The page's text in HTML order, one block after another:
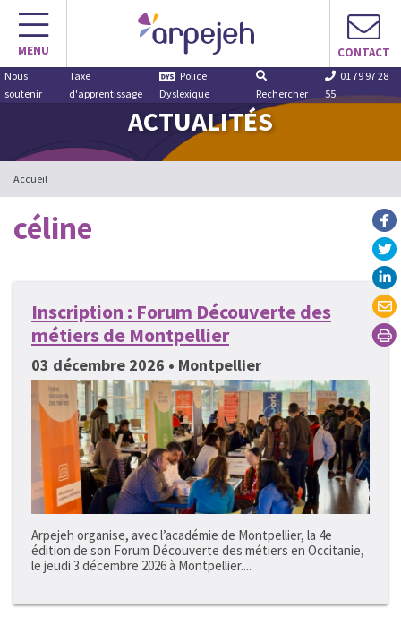
Aller
contenu
MENU CONTACT
Nous
soutenir
Taxe
d'apprentissage
Police
Dyslexique
Rechercher
01 79 97 28
55
ACTUALITÉS
Accueil
céline
Inscription : Forum Découverte des
métiers de Montpellier
03 décembre 2026 • Montpellier
Arpejeh organise, avec l’académie de Montpellier, la 4e
édition de son Forum Découverte des métiers en Occitanie,
le jeudi 3 décembre 2026 à Montpellier....